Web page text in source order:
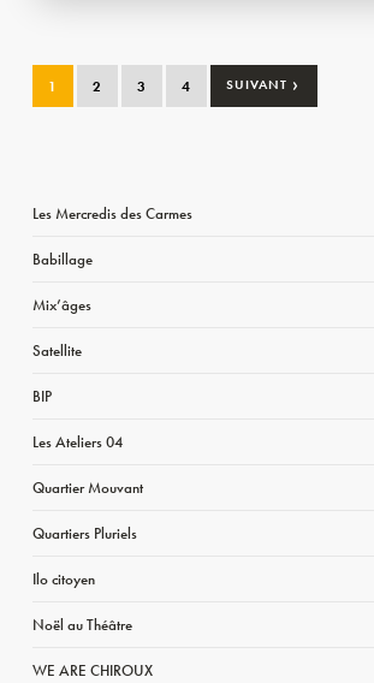
1 2 3 4 SUIVANT ›
Les Mercredis des Carmes
Babillage
Mix’âges
Satellite
BIP
Les Ateliers 04
Quartier Mouvant
Quartiers Pluriels
Ilo citoyen
Noël au Théâtre
WE ARE CHIROUX